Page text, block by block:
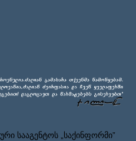
სააგენტოს „საქინფორმი”